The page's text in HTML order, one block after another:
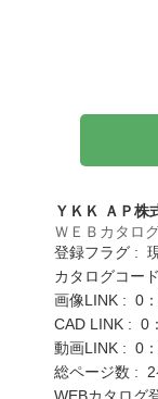
ＹＫＫ ＡＰ株
ＷＥＢカタロ
登録フラグ :
カタログコー
画像LINK : 0
CAD LINK : 0
動画LINK : 0
総ページ数 : 2
WEBカタログ